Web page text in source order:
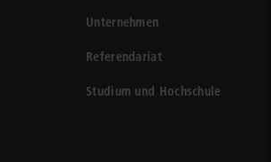
Unternehmen
Referendariat
Studium und Hochschule